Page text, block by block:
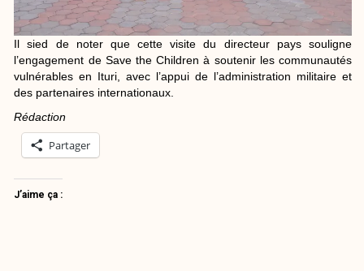
Il sied de noter que cette visite du directeur pays souligne
l’engagement de Save the Children à soutenir les communautés
vulnérables en Ituri, avec l’appui de l’administration militaire et
des partenaires internationaux.
Rédaction
Partager
J’aime ça :